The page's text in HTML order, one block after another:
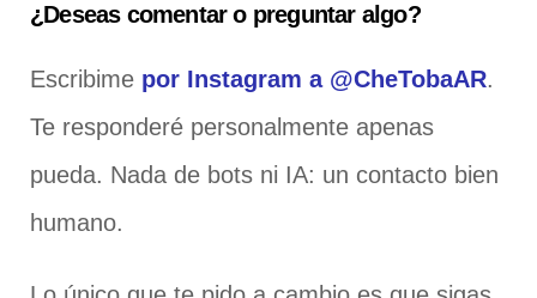
¿Deseas comentar o preguntar algo?
Escribime por Instagram a @CheTobaAR.
Te responderé personalmente apenas
pueda. Nada de bots ni IA: un contacto bien
humano.